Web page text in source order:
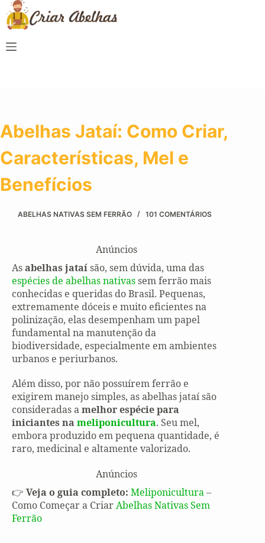
Abelhas Jataí: Como Criar,
Características, Mel e
Benefícios
ABELHAS NATIVAS SEM FERRÃO 101 COMENTÁRIOS
Anúncios
Asabelhas jataísão, sem dúvida, uma das
espécies de abelhas nativassem ferrão mais
conhecidas e queridas do Brasil. Pequenas,
extremamente dóceis e muito eficientes na
polinização, elas desempenham um papel
fundamental na manutenção da
biodiversidade, especialmente em ambientes
urbanos e periurbanos.
Além disso, por não possuírem ferrão e
exigirem manejo simples, as abelhas jataí são
consideradas amelhor espécie para
iniciantes na meliponicultura. Seu mel,
embora produzido em pequena quantidade, é
raro, medicinal e altamente valorizado.
Anúncios
👉 Veja o guia completo: Meliponicultura–
Como Começar a CriarAbelhas Nativas Sem
Ferrão